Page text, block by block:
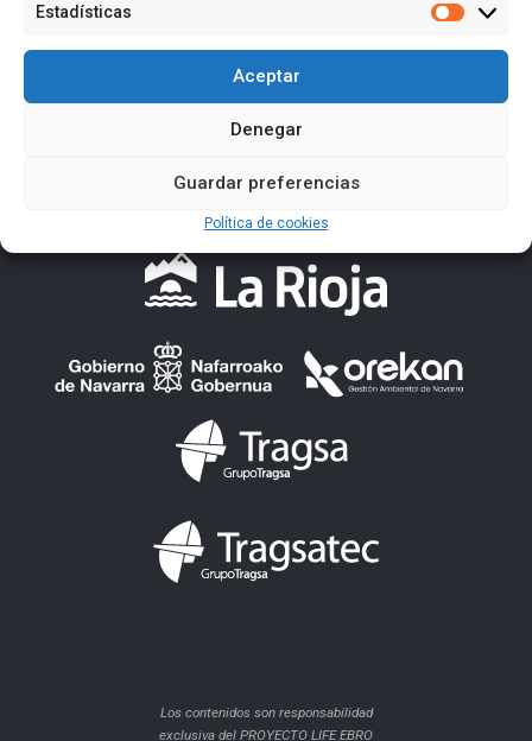
Estadísticas
Aceptar
Denegar
Guardar preferencias
Política de cookies
Los contenidos son responsabilidad
exclusiva del PROYECTO LIFE EBRO